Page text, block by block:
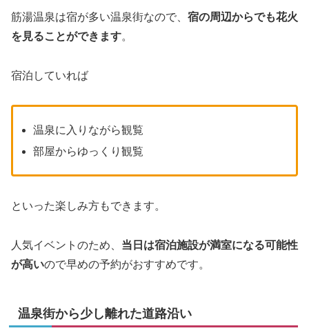
筋湯温泉は宿が多い温泉街なので、 宿の周辺からでも花火
を見ることができます。
宿泊していれば
温泉に入りながら観覧
部屋からゆっくり観覧
といった楽しみ方もできます。
人気イベントのため、 当日は宿泊施設が満室になる可能性
が高いので早めの予約がおすすめです。
温泉街から少し離れた道路沿い